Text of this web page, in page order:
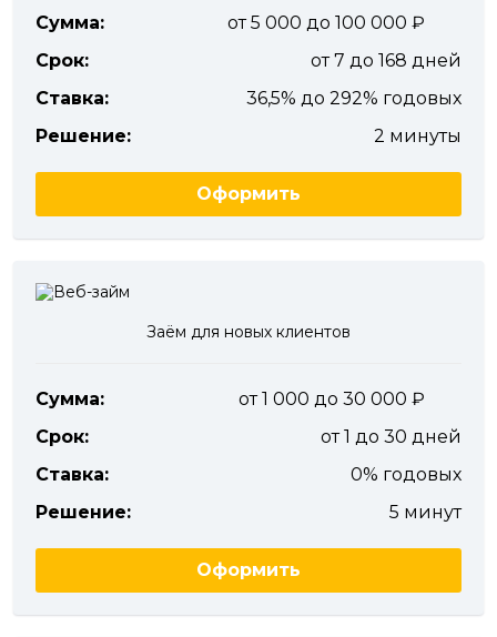
Сумма:
от 5 000 до 100 000
Срок:
от 7 до 168 дней
Ставка:
36,5% до 292% годовых
Решение:
2 минуты
Оформить
Заём для новых клиентов
Сумма:
от 1 000 до 30 000
Срок:
от 1 до 30 дней
Ставка:
0% годовых
Решение:
5 минут
Оформить